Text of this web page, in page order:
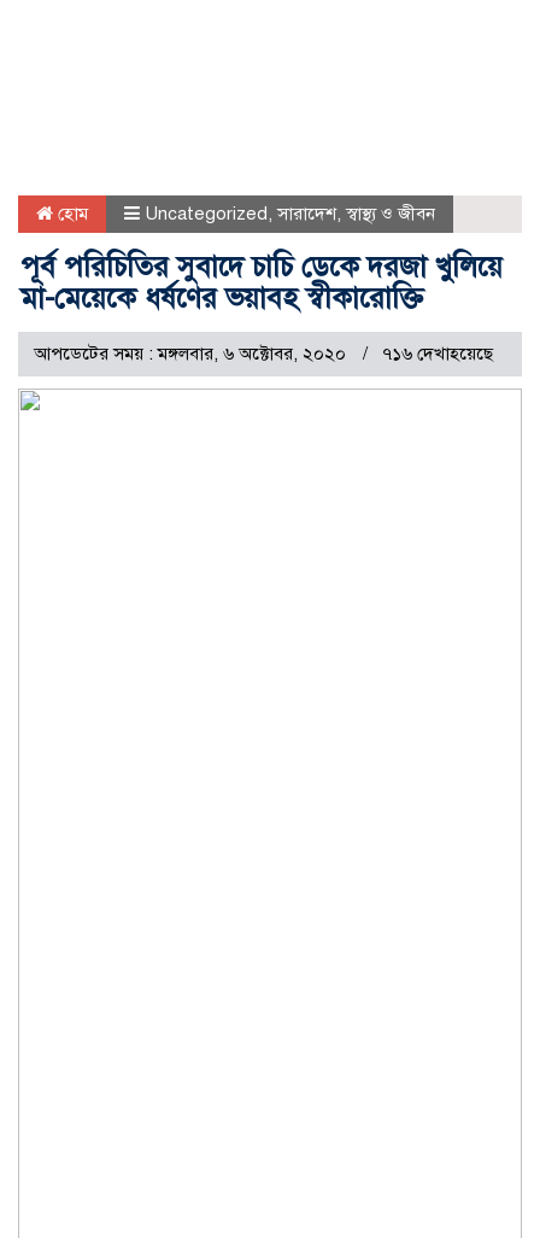
হোম Uncategorized,সারাদেশ,স্বাস্থ্য ও জীবন
পূর্ব পরিচিতির সুবাদে চাচি ডেকে দরজা খুলিয়ে
মা-মেয়েকে ধর্ষণের ভয়াবহ স্বীকারোক্তি
আপডেটের সময় : মঙ্গলবার, ৬ অক্টোবর, ২০২০ ৭১৬ দেখাহয়েছে